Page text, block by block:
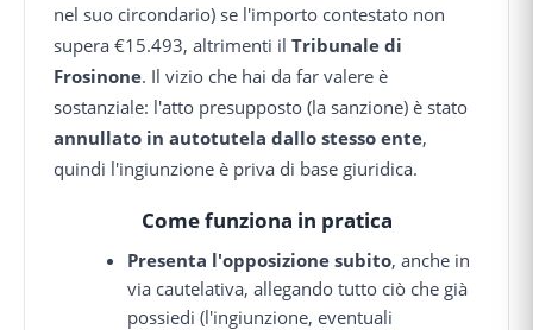
nel suo circondario) se l'importo contestato non
supera €15.493, altrimenti il Tribunale di
Frosinone. Il vizio che hai da far valere è
sostanziale: l'atto presupposto (la sanzione) è stato
annullato in autotutela dallo stesso ente,
quindi l'ingiunzione è priva di base giuridica.
Come funziona in pratica
Presenta l'opposizione subito, anche in
via cautelativa, allegando tutto ciò che già
possiedi (l'ingiunzione, eventuali